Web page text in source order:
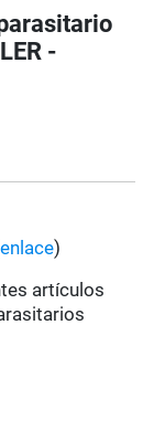
-
enlace)
artículos